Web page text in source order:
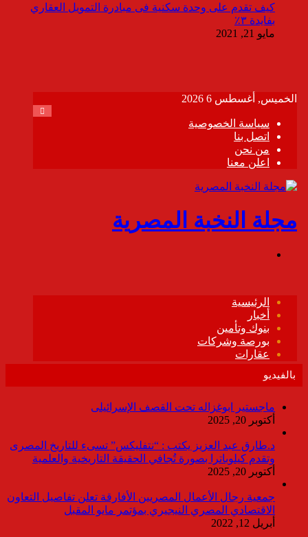
كيف تقدم على وحدة سكنية فى مبادرة التمويل العقاري
بفايدة ٣٪
مايو 21, 2021
بالفيديو
ماجستير ابوغزاله تحت القصف الإسرائيلى
أكتوبر 20, 2025
د.طارق عبد العزيز يكتب : “نتفليكس” تسىء للتاريخ المصرى
وتقدم كيلوباترا بصورة تُجافي الحقيقة التاريخية والعلمية
أكتوبر 20, 2025
جمعية رجال الأعمال المصريين الأفارقة تعلن تفاصيل التعاون
الاقتصادي المصري النيجيري بمؤتمر مايو المقبل
أبريل 12, 2022